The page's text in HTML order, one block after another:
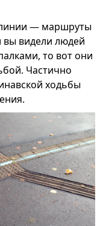
— маршруты
вы видели людей
то вот они
Частично
ходьбы